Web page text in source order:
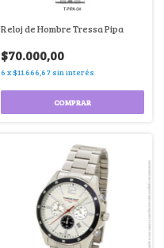
Reloj de Hombre Tressa Pipa
$70.000,00
6 x$11.666,67 sin interés
COMPRAR